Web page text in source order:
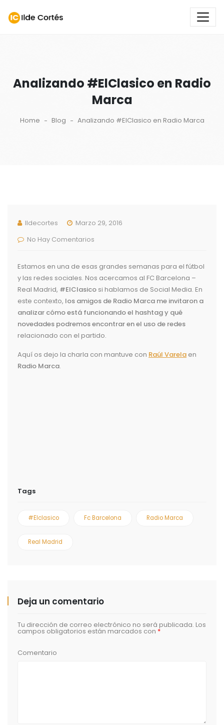
Analizando #ElClasico en Radio
Marca
Home Blog Analizando #ElClasico en Radio Marca
Ildecortes
Marzo 29, 2016
No Hay Comentarios
Estamos en una de esas grandes semanas para el fútbol
y las redes sociales. Nos acercamos al FC Barcelona –
Real Madrid, #ElClasico si hablamos de Social Media. En
este contexto, los amigos de Radio Marca me invitaron a
analizar cómo está funcionando el hashtag y qué
novedades podremos encontrar en el uso de redes
relacionado con el partido.
Aquí os dejo la charla con mantuve con Raúl Varela en
Radio Marca.
Tags
#elclasico Fc Barcelona Radio Marca
Real Madrid
Deja un comentario
Tu dirección de correo electrónico no será publicada. Los
campos obligatorios están marcados con *
Comentario